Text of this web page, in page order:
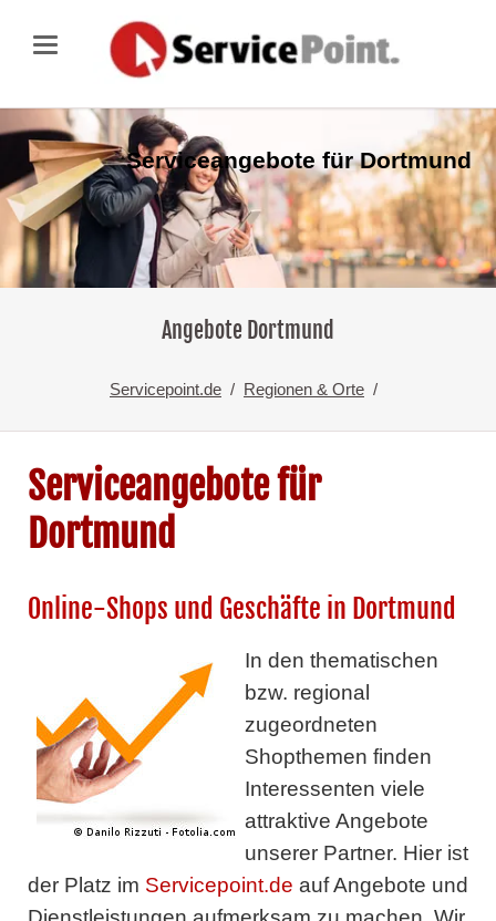
Serviceangebote fürDortmund
Angebote Dortmund
Servicepoint.de Regionen & Orte
Serviceangebote für
Dortmund
Online-Shops und Geschäfte in Dortmund
In den thematischen
bzw. regional
zugeordneten
Shopthemen finden
Interessenten viele
attraktive Angebote
unserer Partner. Hier ist
der Platz im Servicepoint.de auf Angebote und